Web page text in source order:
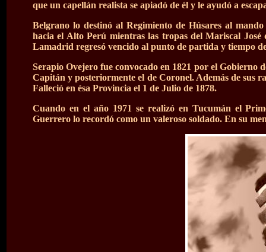
que un capellán realista se apiadó de él y le ayudó a
Belgrano lo destinó al Regimiento de Húsares al
hacia el Alto Perú mientras las tropas del Mariscal
Lamadrid regresó vencido al punto de partida y tiempo
Serapio Ovejero fue convocado en 1821 por el Gobierno
Capitán y posteriormente el de Coronel. Además de sus
Falleció en ésa Provincia el 1 de Julio de 1878.
Cuando en el año 1971 se realizó en Tucumán el
Guerrero lo recordó como un valeroso soldado. En su